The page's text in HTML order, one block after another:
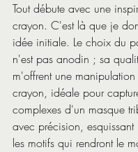
Tout débute avec une
crayon. C'est là que je
idée initiale. Le choix du
n'est pas anodin ; sa
m'offrent une
crayon, idéale pour
complexes d'un masque
avec précision, esquissant
les motifs qui rendront le